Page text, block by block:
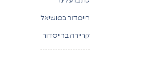
רייסדור בסושיאל
קריירה ברייסדור